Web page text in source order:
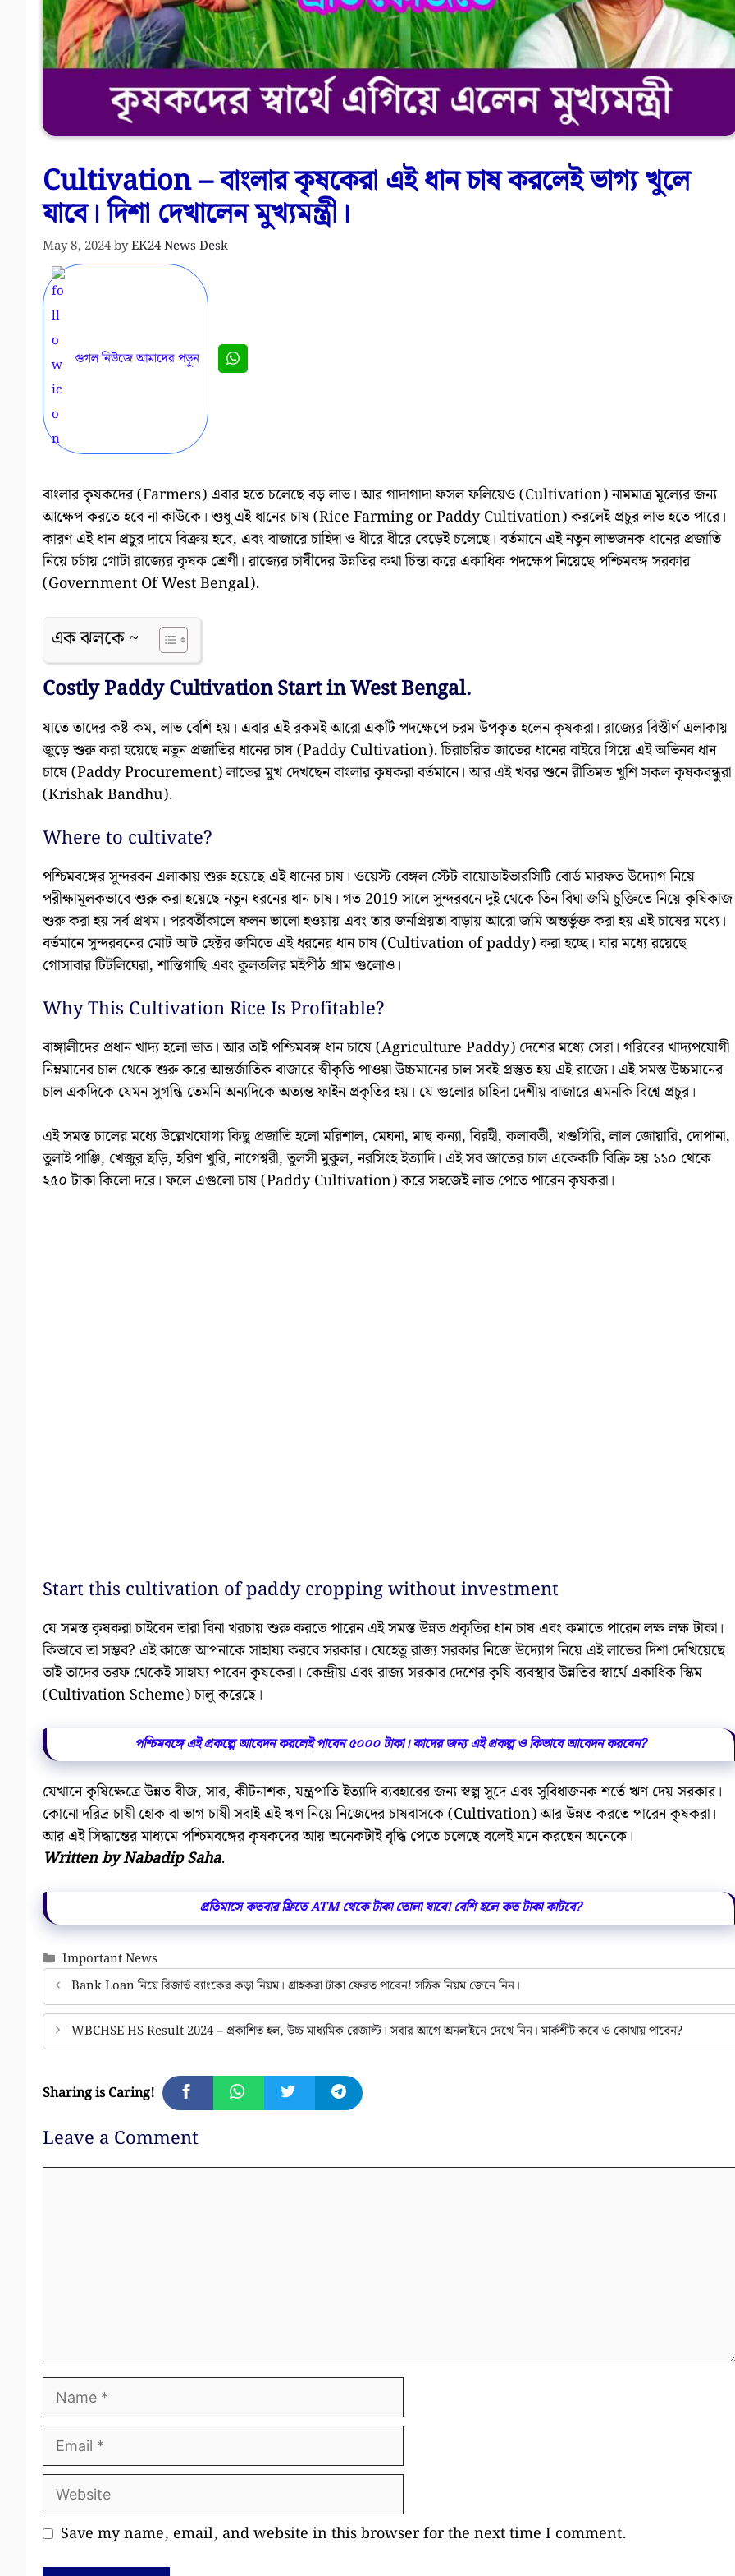
Cultivation – বাংলার কৃষকেরা এই ধান চাষ করলেই ভাগ্য খুলে
যাবে। দিশা দেখালেন মুখ্যমন্ত্রী।
May 8, 2024byEK24 News Desk
গুগল নিউজে আমাদের পড়ুন
বাংলার কৃষকদের (Farmers) এবার হতে চলেছে বড় লাভ। আর গাদাগাদা ফসল ফলিয়েও (Cultivation) নামমাত্র মূল্যের জন্য
আক্ষেপ করতে হবে না কাউকে। শুধু এই ধানের চাষ (Rice Farming or Paddy Cultivation) করলেই প্রচুর লাভ হতে পারে।
কারণ এই ধান প্রচুর দামে বিক্রয় হবে, এবং বাজারে চাহিদা ও ধীরে ধীরে বেড়েই চলেছে। বর্তমানে এই নতুন লাভজনক ধানের প্রজাতি
নিয়ে চর্চায় গোটা রাজ্যের কৃষক শ্রেণী। রাজ্যের চাষীদের উন্নতির কথা চিন্তা করে একাধিক পদক্ষেপ নিয়েছে পশ্চিমবঙ্গ সরকার
(Government Of West Bengal).
এক ঝলকে ~
Costly Paddy Cultivation Start in West Bengal.
যাতে তাদের কষ্ট কম, লাভ বেশি হয়। এবার এই রকমই আরো একটি পদক্ষেপে চরম উপকৃত হলেন কৃষকরা। রাজ্যের বিস্তীর্ণ এলাকায়
জুড়ে শুরু করা হয়েছে নতুন প্রজাতির ধানের চাষ (Paddy Cultivation). চিরাচরিত জাতের ধানের বাইরে গিয়ে এই অভিনব ধান
চাষে (Paddy Procurement) লাভের মুখ দেখছেন বাংলার কৃষকরা বর্তমানে। আর এই খবর শুনে রীতিমত খুশি সকল কৃষকবন্ধুরা
(Krishak Bandhu).
Where to cultivate?
পশ্চিমবঙ্গের সুন্দরবন এলাকায় শুরু হয়েছে এই ধানের চাষ। ওয়েস্ট বেঙ্গল স্টেট বায়োডাইভারসিটি বোর্ড মারফত উদ্যোগ নিয়ে
পরীক্ষামূলকভাবে শুরু করা হয়েছে নতুন ধরনের ধান চাষ। গত 2019 সালে সুন্দরবনে দুই থেকে তিন বিঘা জমি চুক্তিতে নিয়ে কৃষিকাজ
শুরু করা হয় সর্ব প্রথম। পরবর্তীকালে ফলন ভালো হওয়ায় এবং তার জনপ্রিয়তা বাড়ায় আরো জমি অন্তর্ভুক্ত করা হয় এই চাষের মধ্যে।
বর্তমানে সুন্দরবনের মোট আট হেক্টর জমিতে এই ধরনের ধান চাষ (Cultivation of paddy) করা হচ্ছে। যার মধ্যে রয়েছে
গোসাবার টিটলিঘেরা, শান্তিগাছি এবং কুলতলির মইপীঠ গ্রাম গুলোও।
Why This Cultivation Rice Is Profitable?
বাঙ্গালীদের প্রধান খাদ্য হলো ভাত। আর তাই পশ্চিমবঙ্গ ধান চাষে (Agriculture Paddy) দেশের মধ্যে সেরা। গরিবের খাদ্যপযোগী
নিম্নমানের চাল থেকে শুরু করে আন্তর্জাতিক বাজারে স্বীকৃতি পাওয়া উচ্চমানের চাল সবই প্রস্তুত হয় এই রাজ্যে। এই সমস্ত উচ্চমানের
চাল একদিকে যেমন সুগন্ধি তেমনি অন্যদিকে অত্যন্ত ফাইন প্রকৃতির হয়। যে গুলোর চাহিদা দেশীয় বাজারে এমনকি বিশ্বে প্রচুর।
এই সমস্ত চালের মধ্যে উল্লেখযোগ্য কিছু প্রজাতি হলো মরিশাল, মেঘনা, মাছ কন্যা, বিরহী, কলাবতী, খণ্ডগিরি, লাল জোয়ারি, দোপানা,
তুলাই পাঞ্জি, খেজুর ছড়ি, হরিণ খুরি, নাগেশ্বরী, তুলসী মুকুল, নরসিংহ ইত্যাদি। এই সব জাতের চাল একেকটি বিক্রি হয় ১১০ থেকে
২৫০ টাকা কিলো দরে। ফলে এগুলো চাষ (Paddy Cultivation) করে সহজেই লাভ পেতে পারেন কৃষকরা।
Start this cultivation of paddy cropping without investment
যে সমস্ত কৃষকরা চাইবেন তারা বিনা খরচায় শুরু করতে পারেন এই সমস্ত উন্নত প্রকৃতির ধান চাষ এবং কমাতে পারেন লক্ষ লক্ষ টাকা।
কিভাবে তা সম্ভব? এই কাজে আপনাকে সাহায্য করবে সরকার। যেহেতু রাজ্য সরকার নিজে উদ্যোগ নিয়ে এই লাভের দিশা দেখিয়েছে
তাই তাদের তরফ থেকেই সাহায্য পাবেন কৃষকেরা। কেন্দ্রীয় এবং রাজ্য সরকার দেশের কৃষি ব্যবস্থার উন্নতির স্বার্থে একাধিক স্কিম
(Cultivation Scheme) চালু করেছে।
পশ্চিমবঙ্গে এই প্রকল্পে আবেদন করলেই পাবেন ৫০০০ টাকা। কাদের জন্য এই প্রকল্প ও কিভাবে আবেদন করবেন?
যেখানে কৃষিক্ষেত্রে উন্নত বীজ, সার, কীটনাশক, যন্ত্রপাতি ইত্যাদি ব্যবহারের জন্য স্বল্প সুদে এবং সুবিধাজনক শর্তে ঋণ দেয় সরকার।
কোনো দরিদ্র চাষী হোক বা ভাগ চাষী সবাই এই ঋণ নিয়ে নিজেদের চাষবাসকে (Cultivation) আর উন্নত করতে পারেন কৃষকরা।
আর এই সিদ্ধান্তের মাধ্যমে পশ্চিমবঙ্গের কৃষকদের আয় অনেকটাই বৃদ্ধি পেতে চলেছে বলেই মনে করছেন অনেকে।
Written by Nabadip Saha.
প্রতিমাসে কতবার ফ্রিতে ATM থেকে টাকা তোলা যাবে! বেশি হলে কত টাকা কাটবে?
Categories
Important News
Bank Loan নিয়ে রিজার্ভ ব্যাংকের কড়া নিয়ম। গ্রাহকরা টাকা ফেরত পাবেন! সঠিক নিয়ম জেনে নিন।
WBCHSE HS Result 2024 – প্রকাশিত হল, উচ্চ মাধ্যমিক রেজাল্ট। সবার আগে অনলাইনে দেখে নিন। মার্কশীট কবে ও কোথায় পাবেন?
Sharing is Caring!
Leave a Comment
Name
Email
Website
Save my name, email, and website in this browser for the next time I comment.